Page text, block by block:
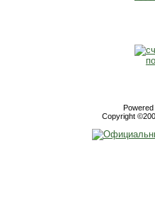
Copyright